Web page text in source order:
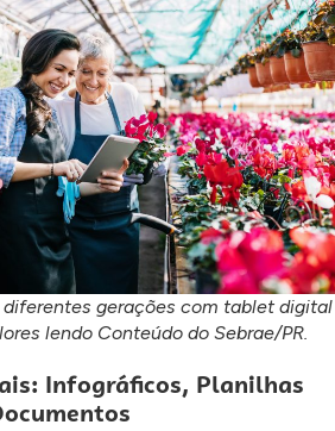
diferentes gerações com tablet digital
lendo Conteúdo do Sebrae/PR.
Infográficos, Planilhas